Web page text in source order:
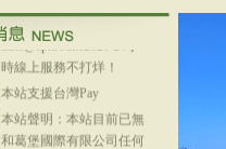
Line@aphrodite2020 24小
時線上服務不打烊！
本站支援台灣Pay
本站聲明：本站目前已無
和葛堡國際有限公司任何
合作關係